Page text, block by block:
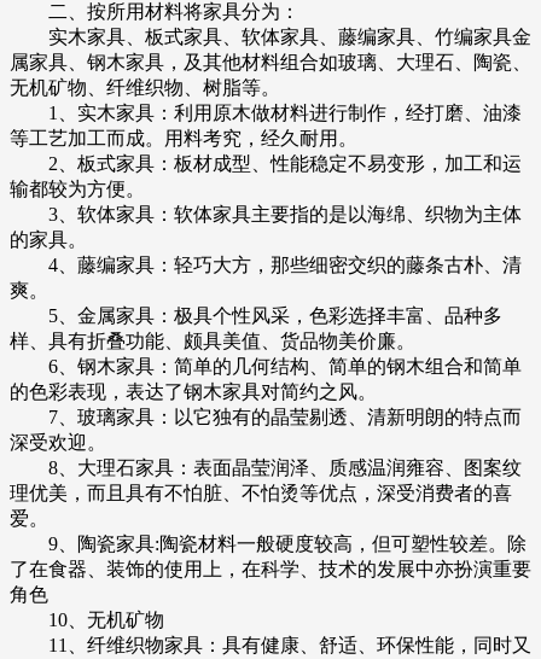
二、按所用材料将家具分为：
实木家具、板式家具、软体家具、藤编家具、竹编家具金
属家具、钢木家具，及其他材料组合如玻璃、大理石、陶瓷、
无机矿物、纤维织物、树脂等。
1、实木家具：利用原木做材料进行制作，经打磨、油漆
等工艺加工而成。用料考究，经久耐用。
2、板式家具：板材成型、性能稳定不易变形，加工和运
输都较为方便。
3、软体家具：软体家具主要指的是以海绵、织物为主体
的家具。
4、藤编家具：轻巧大方，那些细密交织的藤条古朴、清
爽。
5、金属家具：极具个性风采，色彩选择丰富、品种多
样、具有折叠功能、颇具美值、货品物美价廉。
6、钢木家具：简单的几何结构、简单的钢木组合和简单
的色彩表现，表达了钢木家具对简约之风。
7、玻璃家具：以它独有的晶莹剔透、清新明朗的特点而
深受欢迎。
8、大理石家具：表面晶莹润泽、质感温润雍容、图案纹
理优美，而且具有不怕脏、不怕烫等优点，深受消费者的喜
爱。
9、陶瓷家具:陶瓷材料一般硬度较高，但可塑性较差。除
了在食器、装饰的使用上，在科学、技术的发展中亦扮演重要
角色
10、无机矿物
11、纤维织物家具：具有健康、舒适、环保性能，同时又